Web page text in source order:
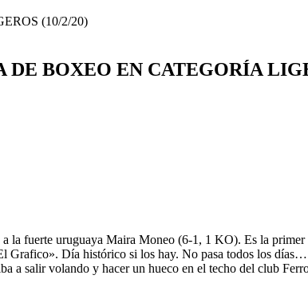
BOXEO EN CATEGORÍA
la fuerte uruguaya Maira Moneo (6-1, 1 KO). Es la
Grafico». Día histórico si los hay. No pasa todos los
a salir volando y hacer un hueco en el techo del club